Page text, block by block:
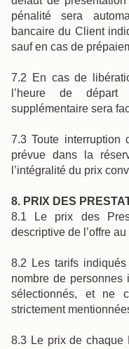
pénalité sera
bancaire du Client
sauf en cas de
7.2 En cas de
l’heure de
supplémentaire sera
7.3 Toute
prévue dans la
l’intégralité du prix
8. PRIX DES
8.1 Le prix des
descriptive de l’offre
8.2 Les tarifs
nombre de personnes
sélectionnés, et ne
strictement
8.3 Le prix de chaque
La MaisonLes
Séminaires &
Nos
Offres &
Nous contacter